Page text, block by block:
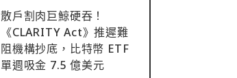
散戶割肉巨鯨硬吞！
《CLARITY Act》推遲難
阻機構抄底，比特幣 ETF
單週吸金 7.5 億美元